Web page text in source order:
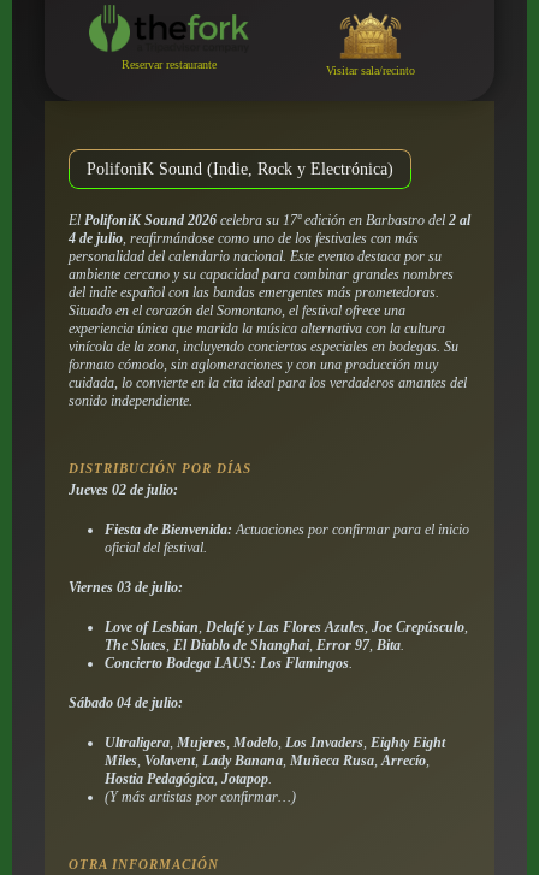
Reservar restaurante Visitar sala/recinto
PolifoniK Sound (Indie, Rock y Electrónica)
El PolifoniK Sound 2026celebra su 17ª edición en Barbastro del 2 al
4 de julio, reafirmándose como uno de los festivales con más
personalidad del calendario nacional. Este evento destaca por su
ambiente cercano y su capacidad para combinar grandes nombres
del indie español con las bandas emergentes más prometedoras.
Situado en el corazón del Somontano, el festival ofrece una
experiencia única que marida la música alternativa con la cultura
vinícola de la zona, incluyendo conciertos especiales en bodegas. Su
formato cómodo, sin aglomeraciones y con una producción muy
cuidada, lo convierte en la cita ideal para los verdaderos amantes del
sonido independiente.
DISTRIBUCIÓN POR DÍAS
Jueves 02 de julio:
Fiesta de Bienvenida: Actuaciones por confirmar para el inicio
oficial del festival.
Viernes 03 de julio:
Love of Lesbian, Delafé y Las Flores Azules, Joe Crepúsculo,
The Slates, El Diablo de Shanghai, Error 97, Bita.
Concierto Bodega LAUS: Los Flamingos.
Sábado 04 de julio:
Ultraligera, Mujeres, Modelo, Los Invaders, Eighty Eight
Miles, Volavent, Lady Banana, Muñeca Rusa,Arrecío,
Hostia Pedagógica, Jotapop.
(Y más artistas por confirmar…)
OTRA INFORMACIÓN